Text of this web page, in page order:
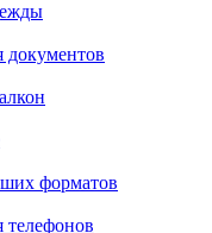
форматов